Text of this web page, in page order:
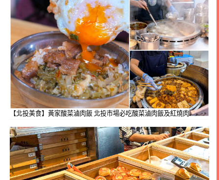
【北投美食】黃家酸菜滷肉飯 北投市場必吃酸菜滷肉飯及紅燒肉